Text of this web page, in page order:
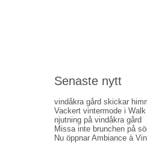
Senaste nytt
vindåkra gård skickar
Vackert vintermode i
njutning på vindåkra gård
Missa inte brunchen på
Nu öppnar Ambiance à